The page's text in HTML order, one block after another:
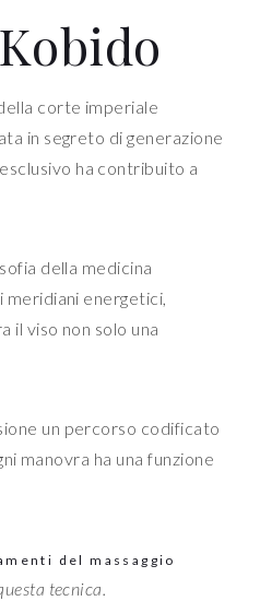
corte imperiale
in segreto di generazione
ha contribuito a
della medicina
meridiani energetici,
il viso non solo una
un percorso codificato
manovra ha una funzione
del massaggio
tecnica.